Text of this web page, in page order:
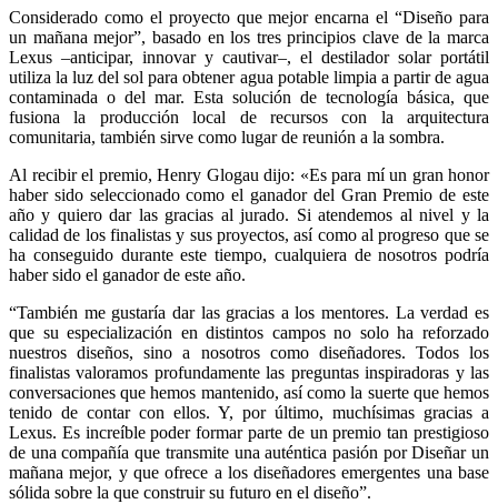
Considerado como el proyecto que mejor encarna el “Diseño para
un mañana mejor”, basado en los tres principios clave de la marca
Lexus –anticipar, innovar y cautivar–, el destilador solar portátil
utiliza la luz del sol para obtener agua potable limpia a partir de agua
contaminada o del mar. Esta solución de tecnología básica, que
fusiona la producción local de recursos con la arquitectura
comunitaria, también sirve como lugar de reunión a la sombra.
Al recibir el premio, Henry Glogau dijo: «Es para mí un gran honor
haber sido seleccionado como el ganador del Gran Premio de este
año y quiero dar las gracias al jurado. Si atendemos al nivel y la
calidad de los finalistas y sus proyectos, así como al progreso que se
ha conseguido durante este tiempo, cualquiera de nosotros podría
haber sido el ganador de este año.
“También me gustaría dar las gracias a los mentores. La verdad es
que su especialización en distintos campos no solo ha reforzado
nuestros diseños, sino a nosotros como diseñadores. Todos los
finalistas valoramos profundamente las preguntas inspiradoras y las
conversaciones que hemos mantenido, así como la suerte que hemos
tenido de contar con ellos. Y, por último, muchísimas gracias a
Lexus. Es increíble poder formar parte de un premio tan prestigioso
de una compañía que transmite una auténtica pasión por Diseñar un
mañana mejor, y que ofrece a los diseñadores emergentes una base
sólida sobre la que construir su futuro en el diseño”.